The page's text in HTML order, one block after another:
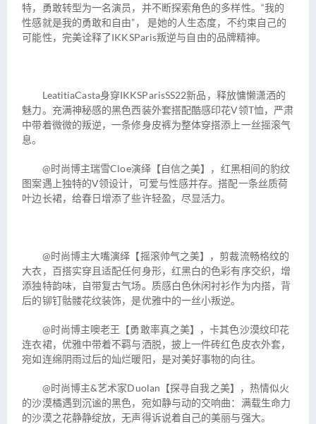
特，勇敢转型为一名演员，并不断探索角色的多样性。“我的
性感就是我的勇敢和自由”， 是她的人生态度，不约束自己的
可能性，完美诠释了IKKSParis叛逆与自由的品牌精神。
LeatitiaCasta身穿IKKSParisSS22新品，释放慵懒潇洒的
魅力。充满神秘感的黑色西装外套搭配酷感印花V领T恤，严肃
中带着微微的叛逆，一条修身皮裤为整体穿搭添上一丝摇滚气
息。
@时尚博主瑞雪Cloe演绎【自信之美】，红黑相间的豹纹
图案遇上独特的V领设计，可爱与性感并存。搭配一条丝质荷
叶边长裙，给春日增添了些许轻盈，尽显活力。
@时尚博主大嘴演绎【摇滚帅气之美】，剪裁流畅格纹的
大衣，百搭实穿且适配任何身形，红黑白的色彩有序交织，增
添独特韵味，自带复古气场。质感白色休闲衬衫作为内搭，背
后的铆钉骷髅花纹装饰，是优雅中的一丝小叛逆。
@时尚博主噢老王【勇敢率真之美】，卡其色沙漠纹印花
连衣裙，优雅中带着不羁与洒脱，披上一件砖红色皮衣外套，
宛如连绵阴雨过后的灿烂暖阳，是对美好事物的向往。
@时尚博主&艺术家Duolan【探寻自我之美】，热情似火
的沙漠橘遇到沉谧的黑色，宛如静与动的交响曲：满载生命力
的沙漠之花静静绽放，无声得诉说着自己的美丽与强大。